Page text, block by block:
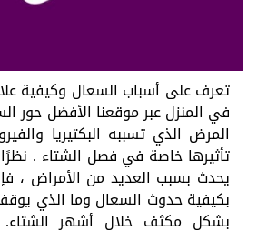
تعرف على أسباب السعال وكيفية
في المنزل عبر موقعنا الأفضل حور
المرض الذي تسببه البكتيريا
تأثيرها خاصة في فصل الشتاء .
يحدث بسبب العديد من الأمراض ،
بكيفية حدوث السعال وما الذي
بشكل مكثف خلال أشهر